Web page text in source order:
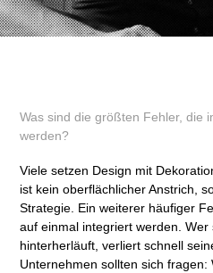
Was sind die größten Fehler, die
werden?
Viele setzen Design mit
ist kein oberflächlicher Anstrich,
Strategie. Ein weiterer häufiger
auf einmal integriert werden.
hinterherläuft, verliert schnell
Unternehmen sollten sich